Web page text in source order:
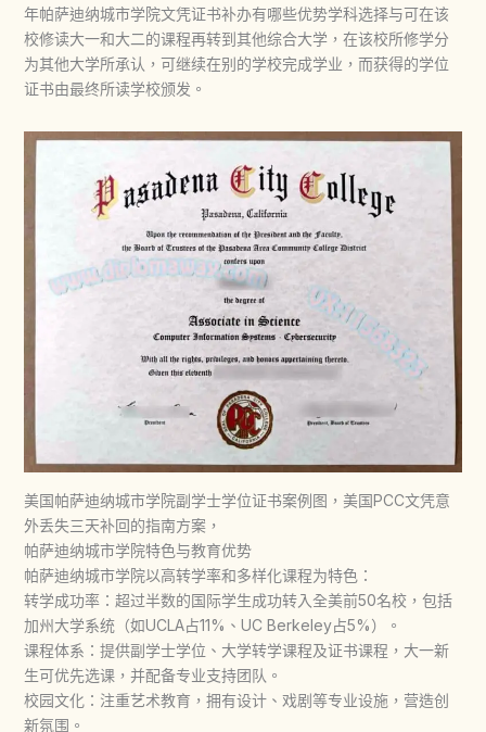
年帕萨迪纳城市学院文凭证书补办有哪些优势学科选择与可在该
校修读大一和大二的课程再转到其他综合大学，在该校所修学分
为其他大学所承认，可继续在别的学校完成学业，而获得的学位
证书由最终所读学校颁发。
美国帕萨迪纳城市学院副学士学位证书案例图，美国PCC文凭意
外丢失三天补回的指南方案，
帕萨迪纳城市学院特色与教育优势
帕萨迪纳城市学院以高转学率和多样化课程为特色：
​转学成功率​：超过半数的国际学生成功转入全美前50名校，包括
加州大学系统（如UCLA占11%、UC Berkeley占5%）。
​课程体系​：提供副学士学位、大学转学课程及证书课程，大一新
生可优先选课，并配备专业支持团队。
​校园文化​：注重艺术教育，拥有设计、戏剧等专业设施，营造创
新氛围。